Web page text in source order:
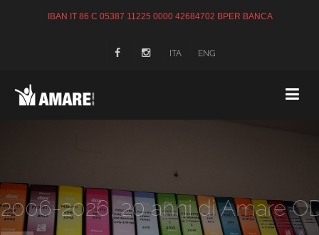
IBAN IT 86 C 05387 11225 0000 42684702 BPER BANCA
ITA ENG
2006-2026, 20 anni di Amare